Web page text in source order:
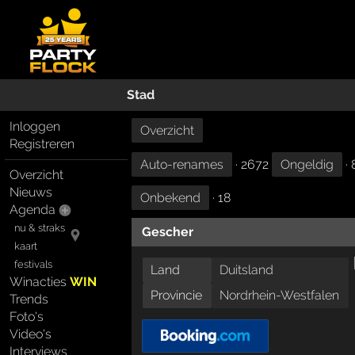
Stad
Inloggen
Registreren
Overzicht
Nieuws
Agenda
nu & straks
kaart
festivals
WinactiesWIN
Trends
Foto's
Video's
Interviews
Overzicht
Auto-renames · 2672 Ongeldig ·
Onbekend · 18
Gescher
Land
Duitsland
Provincie
Nordrhein-Westfalen